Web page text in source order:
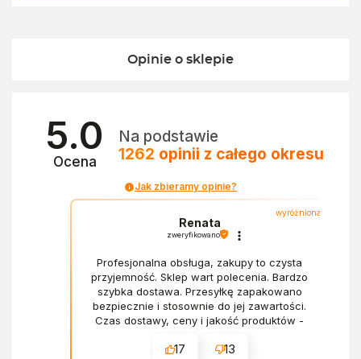
Opinie o sklepie
5.0
Ocena
Na podstawie
1262 opinii z całego okresu
Jak zbieramy opinie?
wyróżniona
Renata
zweryfikowano
Profesjonalna obsługa, zakupy to czysta
przyjemność. Sklep wart polecenia. Bardzo
szybka dostawa. Przesyłkę zapakowano
bezpiecznie i stosownie do jej zawartości.
Czas dostawy, ceny i jakość produktów -
17 13